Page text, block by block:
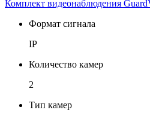
Комплект видеонаблюдения
Формат сигнала
IP
Количество камер
2
Тип камер